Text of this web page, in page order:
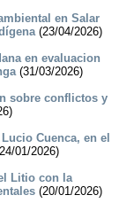
en Salar
(23/04/2026)
en evaluacion
(31/03/2026)
sobre conflictos y
Cuenca, en el
01/2026)
Litio con la
(20/01/2026)